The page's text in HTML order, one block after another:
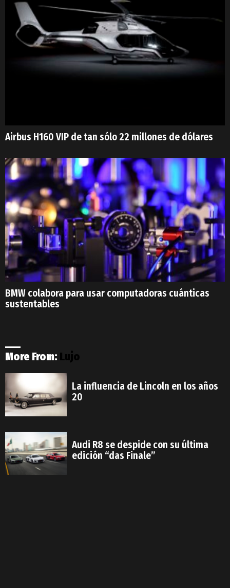
Airbus H160 VIP de tan sólo 22 millones de dólares
BMW colabora para usar computadoras cuánticas
sustentables
More From: Lujo
La influencia de Lincoln en los años
20
Audi R8 se despide con su última
edición “das Finale”